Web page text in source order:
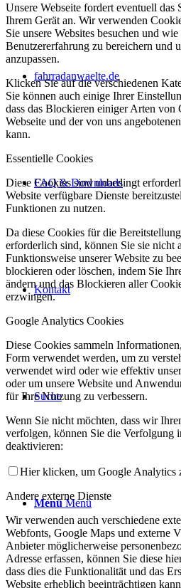
fahrradanwaelte.de
FAQ & Downloads
Kontakt
Suche
Menü Menü
Unsere Webseite fordert eventuell das
Ihrem Gerät an. Wir verwenden
Sie unsere Websites besuchen und
Benutzererfahrung zu bereichern und
anzupassen.
Klicken Sie auf die verschiedenen
Sie können auch einige Ihrer
dass das Blockieren einiger Arten von
Webseite und der von uns
kann.
Essentielle Cookies
Diese Cookies sind unbedingt
Website verfügbare Dienste
Funktionen zu nutzen.
Da diese Cookies für die
erforderlich sind, können Sie sie nicht
Funktionsweise unserer Website zu
blockieren oder löschen, indem Sie
ändern und das Blockieren aller
erzwingen.
Google Analytics Cookies
Diese Cookies sammeln
Form verwendet werden, um zu
verwendet wird oder wie effektiv
oder um unsere Website und
für Ihre Nutzung zu verbessern.
Wenn Sie nicht möchten, dass wir
verfolgen, können Sie die Verfolgung
deaktivieren:
Hier klicken, um Google Analytics
Andere externe Dienste
Wir verwenden auch verschiedene
Webfonts, Google Maps und externe
Anbieter möglicherweise
Adresse erfassen, können Sie diese
dass dies die Funktionalität und das
Website erheblich beeinträchtigen